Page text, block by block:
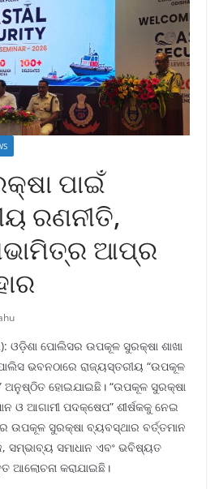
ପାଇଁ
ରଣନୀତି,
ଆପ୍‌ର
ଓଡ଼ିଶା ପୋଲିସର ଉପକୂଳ ସୁରକ୍ଷା ଶାଖା
ଭବନଠାରେ ରାଜ୍ୟସ୍ତରୀୟ “ଉପକୂଳ
ଅନୁଷ୍ଠିତ ହୋଇଯାଇଛି। “ଉପକୂଳ ସୁରକ୍ଷା
ଓ ଆଗାମୀ ପଦକ୍ଷେପ” ଶୀର୍ଷକକୁ ନେଇ
ଉପକୂଳ ସୁରକ୍ଷା ବ୍ୟବସ୍ଥାର ବର୍ତ୍ତମାନ
ସମାଧାନ ଏବଂ ଭବିଷ୍ୟତ
ଆଲୋଚନା କରାଯାଇଛି।